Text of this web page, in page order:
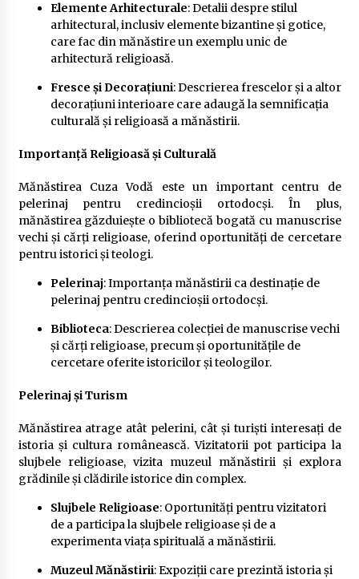
Elemente Arhitecturale: Detalii despre stilul
arhitectural, inclusiv elemente bizantine și gotice,
care fac din mănăstire un exemplu unic de
arhitectură religioasă.
Fresce și Decorațiuni: Descrierea frescelor și a altor
decorațiuni interioare care adaugă la semnificația
culturală și religioasă a mănăstirii.
Importanță Religioasă și Culturală
Mănăstirea Cuza Vodă este un important centru de
pelerinaj pentru credincioșii ortodocși. În plus,
mănăstirea găzduiește o bibliotecă bogată cu manuscrise
vechi și cărți religioase, oferind oportunități de cercetare
pentru istorici și teologi.
Pelerinaj: Importanța mănăstirii ca destinație de
pelerinaj pentru credincioșii ortodocși.
Biblioteca: Descrierea colecției de manuscrise vechi
și cărți religioase, precum și oportunitățile de
cercetare oferite istoricilor și teologilor.
Pelerinaj și Turism
Mănăstirea atrage atât pelerini, cât și turiști interesați de
istoria și cultura românească. Vizitatorii pot participa la
slujbele religioase, vizita muzeul mănăstirii și explora
grădinile și clădirile istorice din complex.
Slujbele Religioase: Oportunități pentru vizitatori
de a participa la slujbele religioase și de a
experimenta viața spirituală a mănăstirii.
Muzeul Mănăstirii: Expoziții care prezintă istoria și